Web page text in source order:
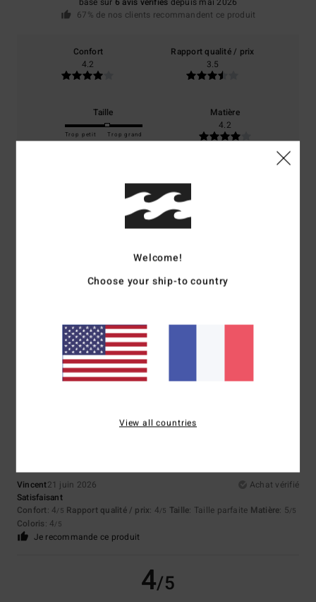
67% de nos clients recommandent ce produit
Confort
4.2
Rapport qualité / prix
3.5
Taille
Trop petit Trop grand
Matière
4.2
4.2
5/5
Bruno22 juin 2026
Afficher original - Deutsch
Confort: 5/5 Taille: Taille parfaite
5/5
Vincent21 juin 2026
Achat vérifié
Satisfaisant
Confort: 4/5 Rapport qualité / prix: 4/5 Taille: Taille parfaite Matière: 5/5
Coloris: 4/5
Je recommande ce produit
4/5
Welcome!
Choose your ship-to country
View all countries